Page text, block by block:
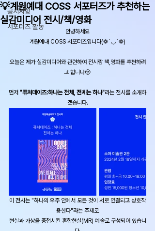
공지사항
서포터즈 활동
💡계원예대 COSS 서포터즈가 추천하는
실감미디어 전시/책/영화
안녕하세요
계원예대 COSS 서포터즈입니다(❁´◡`❁)
오늘은 제가 실감미디어와 관련하여 전시랑 책,영화를 추천하려
고 합니다😚
먼저 ​ "퓨처데이즈:하나는 전체, 전체는 하나"라는 전시를 소개하
겠습니다.
이 전시는 "하나의 우주 안에서 모든 것이 서로 연결되고 상호작
용한다"라는 주제로
현실과 가상을 중첩시킨 혼합현실(MR) 예술로 구성되어 있습니